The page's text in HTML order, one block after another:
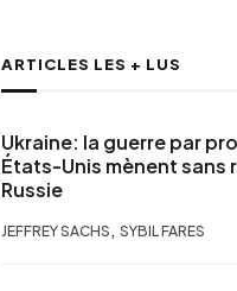
ARTICLES LES + LUS
Ukraine: la guerre par
États-Unis mènent sans
Russie
JEFFREY SACHS , SYBIL FARES